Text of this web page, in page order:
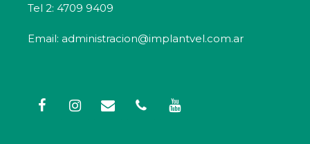
Tel 2: 4709 9409
Email: administracion@implantvel.com.ar